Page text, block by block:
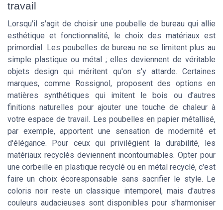
travail
Lorsqu'il s'agit de choisir une poubelle de bureau qui allie
esthétique et fonctionnalité, le choix des matériaux est
primordial. Les poubelles de bureau ne se limitent plus au
simple plastique ou métal ; elles deviennent de véritable
objets design qui méritent qu'on s'y attarde. Certaines
marques, comme Rossignol, proposent des options en
matières synthétiques qui imitent le bois ou d'autres
finitions naturelles pour ajouter une touche de chaleur à
votre espace de travail. Les poubelles en papier métallisé,
par exemple, apportent une sensation de modernité et
d'élégance. Pour ceux qui privilégient la durabilité, les
matériaux recyclés deviennent incontournables. Opter pour
une corbeille en plastique recyclé ou en métal recyclé, c'est
faire un choix écoresponsable sans sacrifier le style. Le
coloris noir reste un classique intemporel, mais d'autres
couleurs audacieuses sont disponibles pour s'harmoniser